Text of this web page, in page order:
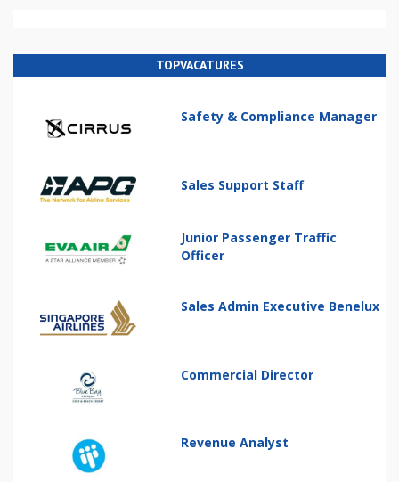
TOPVACATURES
Safety & Compliance Manager
Sales Support Staff
Junior Passenger Traffic
Officer
Sales Admin Executive Benelux
Commercial Director
Revenue Analyst